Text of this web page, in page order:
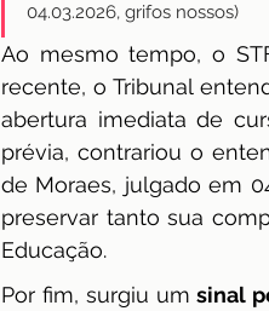
04.03.2026, grifos nossos)
Ao mesmo tempo, o
recente, o Tribunal
abertura imediata de
prévia, contrariou o
de Moraes, julgado em
preservar tanto sua
Educação.
Por fim, surgiu um sinal